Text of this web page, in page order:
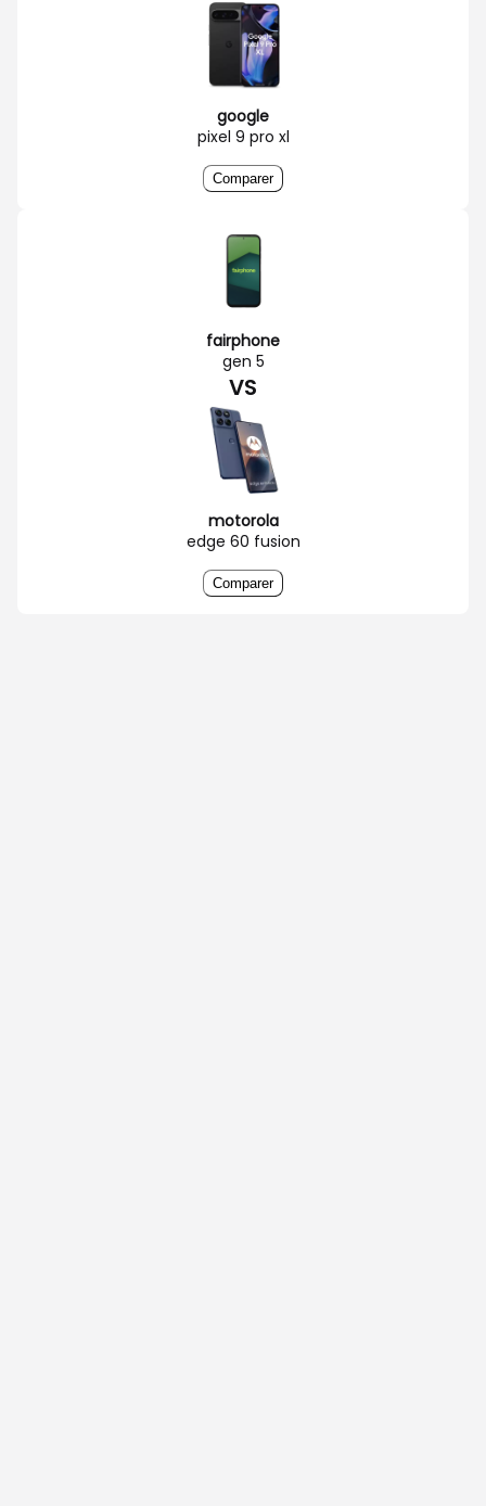
google
pixel 9 pro xl
Comparer
fairphone
gen 5
VS
motorola
edge 60 fusion
Comparer